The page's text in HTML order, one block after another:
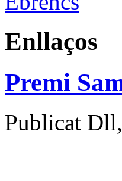
Enllaços
Premi
Publicat